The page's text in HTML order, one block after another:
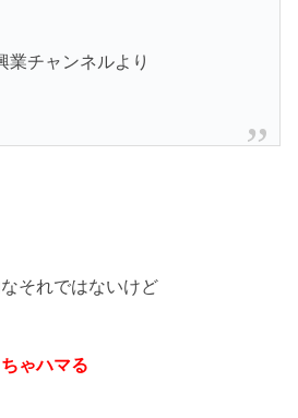
業チャンネルより
それではないけど
ゃハマる